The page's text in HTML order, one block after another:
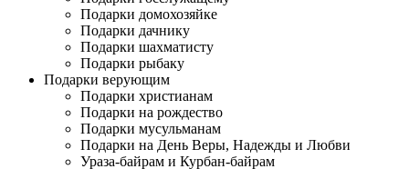
Подарки домохозяйке
Подарки дачнику
Подарки шахматисту
Подарки рыбаку
Подарки верующим
Подарки христианам
Подарки на рождество
Подарки мусульманам
Подарки на День Веры, Надежды и Любви
Ураза-байрам и Курбан-байрам